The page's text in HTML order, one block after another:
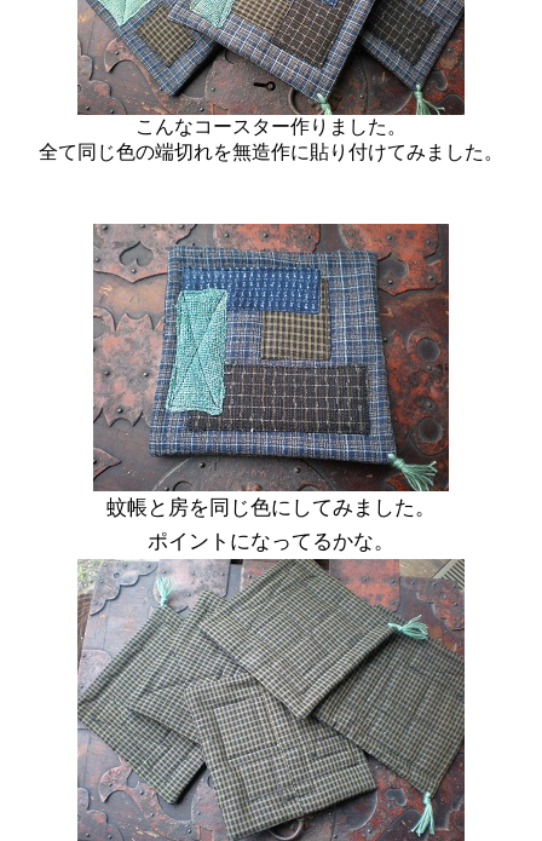
こんなコースター作りました。
全て同じ色の端切れを無造作に貼り付けてみました。
蚊帳と房を同じ色にしてみました。
ポイントになってるかな。